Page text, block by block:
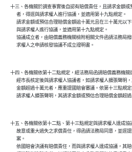
十三、各機關於調查事實後自認有賠償責任，且請求金額
      者，得逕與請求權人進行協議，並適用第十九點規定。
請求金額或預估合理賠償金額逾十萬元且在三十萬元以
      與請求權人進行協議，並適用第十九點規定。
協議成立者，由賠償義務機關檢附相關文件函請法務局
十四、各機關依第十二點規定，經法務局函請賠償義務機
經市長核定後與請求權人協議者，如請求權人擴張聲明
金額超過十萬元者，應重提國賠會審議。依第十三點規
十五、各機關依第十二點、第十三點規定與請求權人達成
故意或重大過失之求償責任，得函請法務局同意，並逕
      案。
依國賠會決議有賠償責任，而與請求權人達成協議，其